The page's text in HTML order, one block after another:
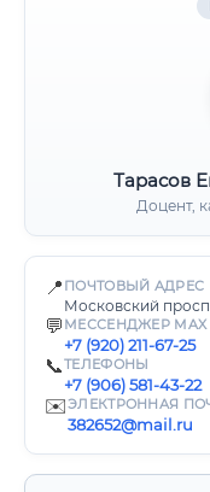
Тарасов
Доцент,
📍 ПОЧТОВЫЙ АДРЕС
Московский
💬 МЕССЕНДЖЕР MAX
+7 (920) 211-67-25
📞ТЕЛЕФОНЫ
+7 (906) 581-43-22
✉️ЭЛЕКТРОННАЯ
382652@mail.ru